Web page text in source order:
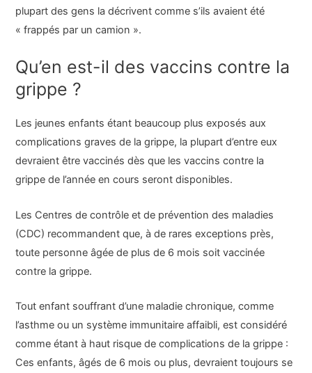
plupart des gens la décrivent comme s’ils avaient été
« frappés par un camion ».
Qu’en est-il des vaccins contre la
grippe ?
Les jeunes enfants étant beaucoup plus exposés aux
complications graves de la grippe, la plupart d’entre eux
devraient être vaccinés dès que les vaccins contre la
grippe de l’année en cours seront disponibles.
Les Centres de contrôle et de prévention des maladies
(CDC) recommandent que, à de rares exceptions près,
toute personne âgée de plus de 6 mois soit vaccinée
contre la grippe.
Tout enfant souffrant d’une maladie chronique, comme
l’asthme ou un système immunitaire affaibli, est considéré
comme étant à haut risque de complications de la grippe :
Ces enfants, âgés de 6 mois ou plus, devraient toujours se